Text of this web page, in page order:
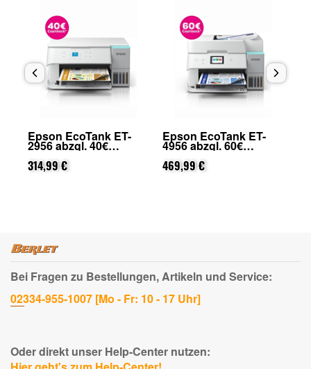
Epson EcoTank ET-
2956 abzgl. 40€
Cashback (von Epson
nach Registrierung)
314,99 €
Epson EcoTank ET-
4956 abzgl. 60€
Cashback (von Epson
nach Registrierung)
469,99 €
Bei Fragen zu Bestellungen, Artikeln und Service:
02334-955-1007 [Mo - Fr: 10 - 17 Uhr]
Oder direkt unser Help-Center nutzen: